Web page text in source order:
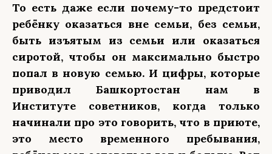
То есть даже если почему-то предстоит
ребёнку оказаться вне семьи, без семьи,
быть изъятым из семьи или оказаться
сиротой, чтобы он максимально быстро
попал в новую семью. И цифры, которые
приводил Башкортостан нам в
Институте советников, когда только
начинали про это говорить, что в приюте,
это место временного пребывания,